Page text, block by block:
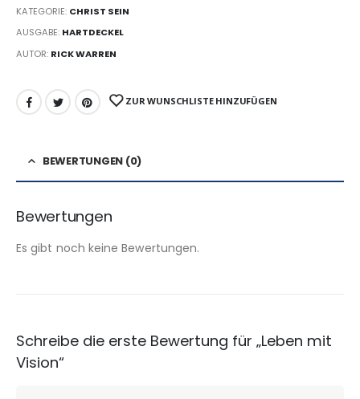
KATEGORIE: CHRIST SEIN
AUSGABE: HARTDECKEL
AUTOR: RICK WARREN
ZUR WUNSCHLISTE HINZUFÜGEN
BEWERTUNGEN (0)
Bewertungen
Es gibt noch keine Bewertungen.
Schreibe die erste Bewertung für „Leben mit
Vision“